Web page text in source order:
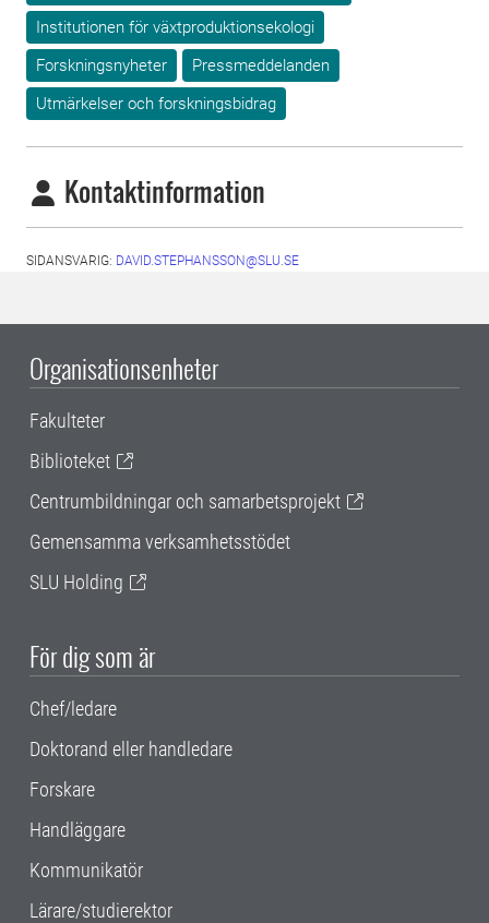
Institutionen för växtproduktionsekologi
Forskningsnyheter
Pressmeddelanden
Utmärkelser och forskningsbidrag
Kontaktinformation
SIDANSVARIG: DAVID.STEPHANSSON@SLU.SE
Organisationsenheter
Fakulteter
Biblioteket
Centrumbildningar och samarbetsprojekt
Gemensamma verksamhetsstödet
SLU Holding
För dig som är
Chef/ledare
Doktorand eller handledare
Forskare
Handläggare
Kommunikatör
Lärare/studierektor